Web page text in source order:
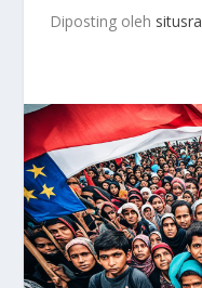
Diposting oleh